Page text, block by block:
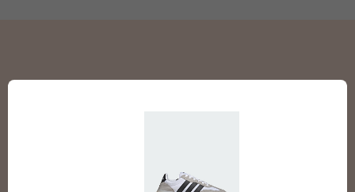
リューション！